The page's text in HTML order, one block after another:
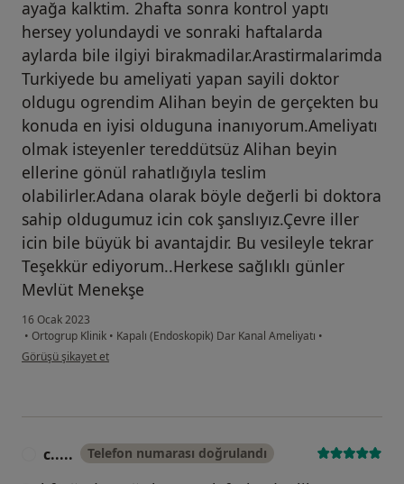
ayağa kalktim. 2hafta sonra kontrol yaptı
hersey yolundaydi ve sonraki haftalarda
aylarda bile ilgiyi birakmadilar.Arastirmalarimda
Turkiyede bu ameliyati yapan sayili doktor
oldugu ogrendim Alihan beyin de gerçekten bu
konuda en iyisi olduguna inanıyorum.Ameliyatı
olmak isteyenler tereddütsüz Alihan beyin
ellerine gönül rahatlığıyla teslim
olabilirler.Adana olarak böyle değerli bi doktora
sahip oldugumuz icin cok şanslıyız.Çevre iller
icin bile büyük bi avantajdir. Bu vesileyle tekrar
Teşekkür ediyorum..Herkese sağlıklı günler
Mevlüt Menekşe
16 Ocak 2023
• Ortogrup Klinik • Kapalı (Endoskopik) Dar Kanal Ameliyatı •
kullanıcının görüşüne göre me...
Görüşü şikayet et
c..... Telefon numarası doğrulandı